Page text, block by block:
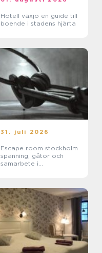
Hotell växjö en guide till
boende i stadens hjärta
31. juli 2026
Escape room stockholm
spänning, gåtor och
samarbete i